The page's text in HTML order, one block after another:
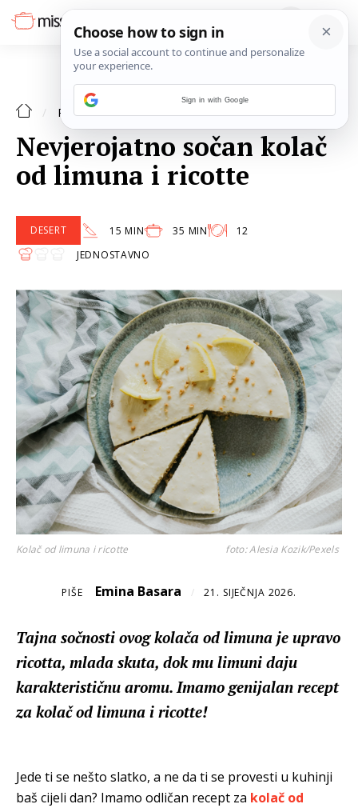
RECEPTI DESERT
Nevjerojatno sočan kolač
od limuna i ricotte
DESERT 15 MIN 35 MIN
12
JEDNOSTAVNO
Kolač od limuna i ricotte foto: Alesia Kozik/Pexels
PIŠE Emina Basara / 21. SIJEČNJA 2026.
Tajna sočnosti ovog kolača od limuna je upravo
ricotta, mlada skuta, dok mu limuni daju
karakterističnu aromu. Imamo genijalan recept
za kolač od limuna i ricotte!
Jede ti se nešto slatko, a ne da ti se provesti u kuhinji
baš cijeli dan? Imamo odličan recept za kolač od
Sign in with Google